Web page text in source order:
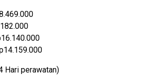
Hari perawatan)